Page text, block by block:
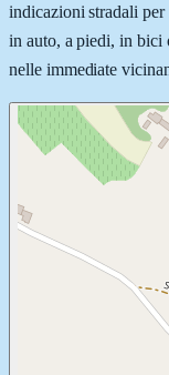
indicazioni stradali
in auto, a piedi, in bici
nelle immediate